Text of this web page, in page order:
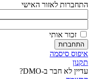
התחברות לאזור האישי
זכור אותי
התחברות
איפוס סיסמה
תקנון
עדיין לא חבר ב-DMO?